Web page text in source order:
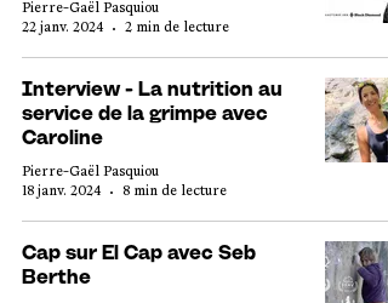
Pierre-Gaël Pasquiou
22 janv. 2024
2 min de lecture
Interview - La nutrition au
service de la grimpe avec
Caroline
Pierre-Gaël Pasquiou
18 janv. 2024
8 min de lecture
Cap sur El Cap avec Seb
Berthe